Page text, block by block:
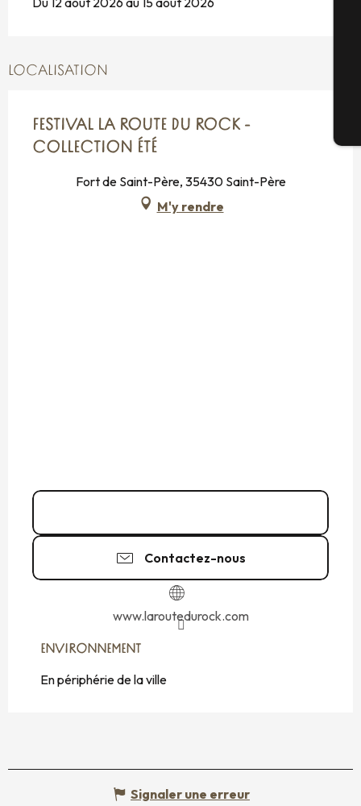
LOCALISATION
FESTIVAL LA ROUTE DU ROCK -
COLLECTION ÉTÉ
Fort de Saint-Père, 35430 Saint-Père
M'y rendre
Contactez-nous
www.laroutedurock.com
ENVIRONNEMENT
ENVIRONNEMENT
En périphérie de la ville
Signaler une erreur